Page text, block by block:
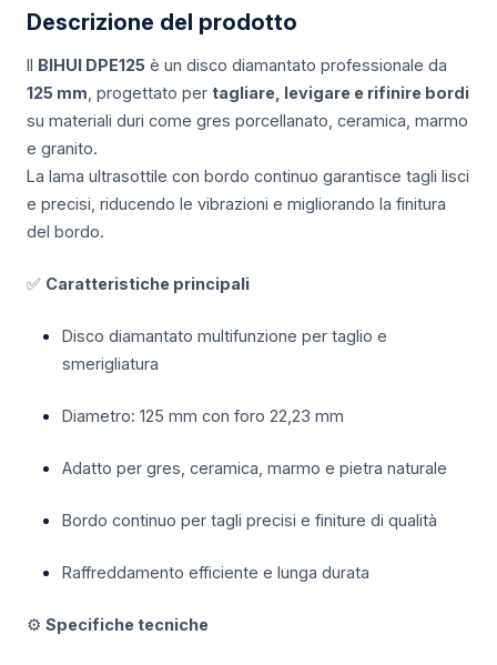
Descrizione del prodotto
Il BIHUI DPE125 è un disco diamantato professionale da
125 mm , progettato per tagliare, levigare e rifinire bordi
su materiali duri come gres porcellanato, ceramica, marmo
e granito.
La lama ultrasottile con bordo continuo garantisce tagli lisci
e precisi, riducendo le vibrazioni e migliorando la finitura
del bordo.
✅ Caratteristiche principali
Disco diamantato multifunzione per taglio e
smerigliatura
Diametro: 125 mm con foro 22,23 mm
Adatto per gres, ceramica, marmo e pietra naturale
Bordo continuo per tagli precisi e finiture di qualità
Raffreddamento efficiente e lunga durata
⚙️ Specifiche tecniche